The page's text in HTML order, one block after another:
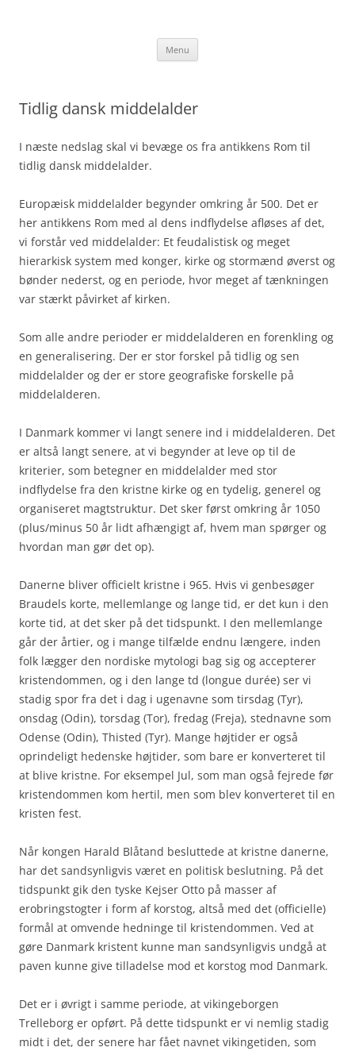
Menu
Tidlig dansk middelalder
I næste nedslag skal vi bevæge os fra antikkens Rom til
tidlig dansk middelalder.
Europæisk middelalder begynder omkring år 500. Det er
her antikkens Rom med al dens indflydelse afløses af det,
vi forstår ved middelalder: Et feudalistisk og meget
hierarkisk system med konger, kirke og stormænd øverst og
bønder nederst, og en periode, hvor meget af tænkningen
var stærkt påvirket af kirken.
Som alle andre perioder er middelalderen en forenkling og
en generalisering. Der er stor forskel på tidlig og sen
middelalder og der er store geografiske forskelle på
middelalderen.
I Danmark kommer vi langt senere ind i middelalderen. Det
er altså langt senere, at vi begynder at leve op til de
kriterier, som betegner en middelalder med stor
indflydelse fra den kristne kirke og en tydelig, generel og
organiseret magtstruktur. Det sker først omkring år 1050
(plus/minus 50 år lidt afhængigt af, hvem man spørger og
hvordan man gør det op).
Danerne bliver officielt kristne i 965. Hvis vi genbesøger
Braudels korte, mellemlange og lange tid, er det kun i den
korte tid, at det sker på det tidspunkt. I den mellemlange
går der årtier, og i mange tilfælde endnu længere, inden
folk lægger den nordiske mytologi bag sig og accepterer
kristendommen, og i den lange td (longue durée) ser vi
stadig spor fra det i dag i ugenavne som tirsdag (Tyr),
onsdag (Odin), torsdag (Tor), fredag (Freja), stednavne som
Odense (Odin), Thisted (Tyr). Mange højtider er også
oprindeligt hedenske højtider, som bare er konverteret til
at blive kristne. For eksempel Jul, som man også fejrede før
kristendommen kom hertil, men som blev konverteret til en
kristen fest.
Når kongen Harald Blåtand besluttede at kristne danerne,
har det sandsynligvis været en politisk beslutning. På det
tidspunkt gik den tyske Kejser Otto på masser af
erobringstogter i form af korstog, altså med det (officielle)
formål at omvende hedninge til kristendommen. Ved at
gøre Danmark kristent kunne man sandsynligvis undgå at
paven kunne give tilladelse mod et korstog mod Danmark.
Det er i øvrigt i samme periode, at vikingeborgen
Trelleborg er opført. På dette tidspunkt er vi nemlig stadig
midt i det, der senere har fået navnet vikingetiden, som